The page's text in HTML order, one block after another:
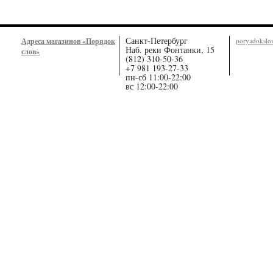
Адреса магазинов «Порядок
слов»
Санкт-Петербург
Наб. реки Фонтанки, 15
(812) 310-50-36
+7 981 193-27-33
пн-сб 11:00-22:00
вс 12:00-22:00